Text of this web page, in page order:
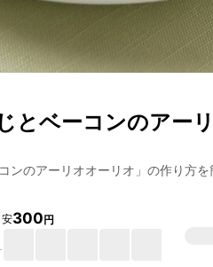
とベーコンのアー
ンのアーリオオーリオ 」の作り方
300円